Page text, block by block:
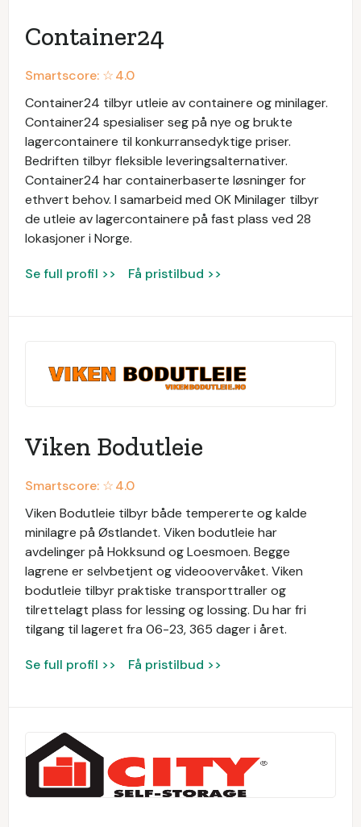
Container24
Smartscore: ☆4.0
Container24 tilbyr utleie av containere og minilager.
Container24 spesialiser seg på nye og brukte
lagercontainere til konkurransedyktige priser.
Bedriften tilbyr fleksible leveringsalternativer.
Container24 har containerbaserte løsninger for
ethvert behov. I samarbeid med OK Minilager tilbyr
de utleie av lagercontainere på fast plass ved 28
lokasjoner i Norge.
Se full profil >> Få pristilbud >>
Viken Bodutleie
Smartscore: ☆4.0
Viken Bodutleie tilbyr både tempererte og kalde
minilagre på Østlandet. Viken bodutleie har
avdelinger på Hokksund og Loesmoen. Begge
lagrene er selvbetjent og videoovervåket. Viken
bodutleie tilbyr praktiske transporttraller og
tilrettelagt plass for lessing og lossing. Du har fri
tilgang til lageret fra 06-23, 365 dager i året.
Se full profil >> Få pristilbud >>